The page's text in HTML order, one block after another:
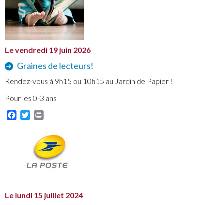
Le vendredi 19 juin 2026
Graines de lecteurs!
Rendez-vous à 9h15 ou 10h15 au Jardin de Papier !
Pour les 0-3 ans
Facebook
Twitter
Le lundi 15 juillet 2024